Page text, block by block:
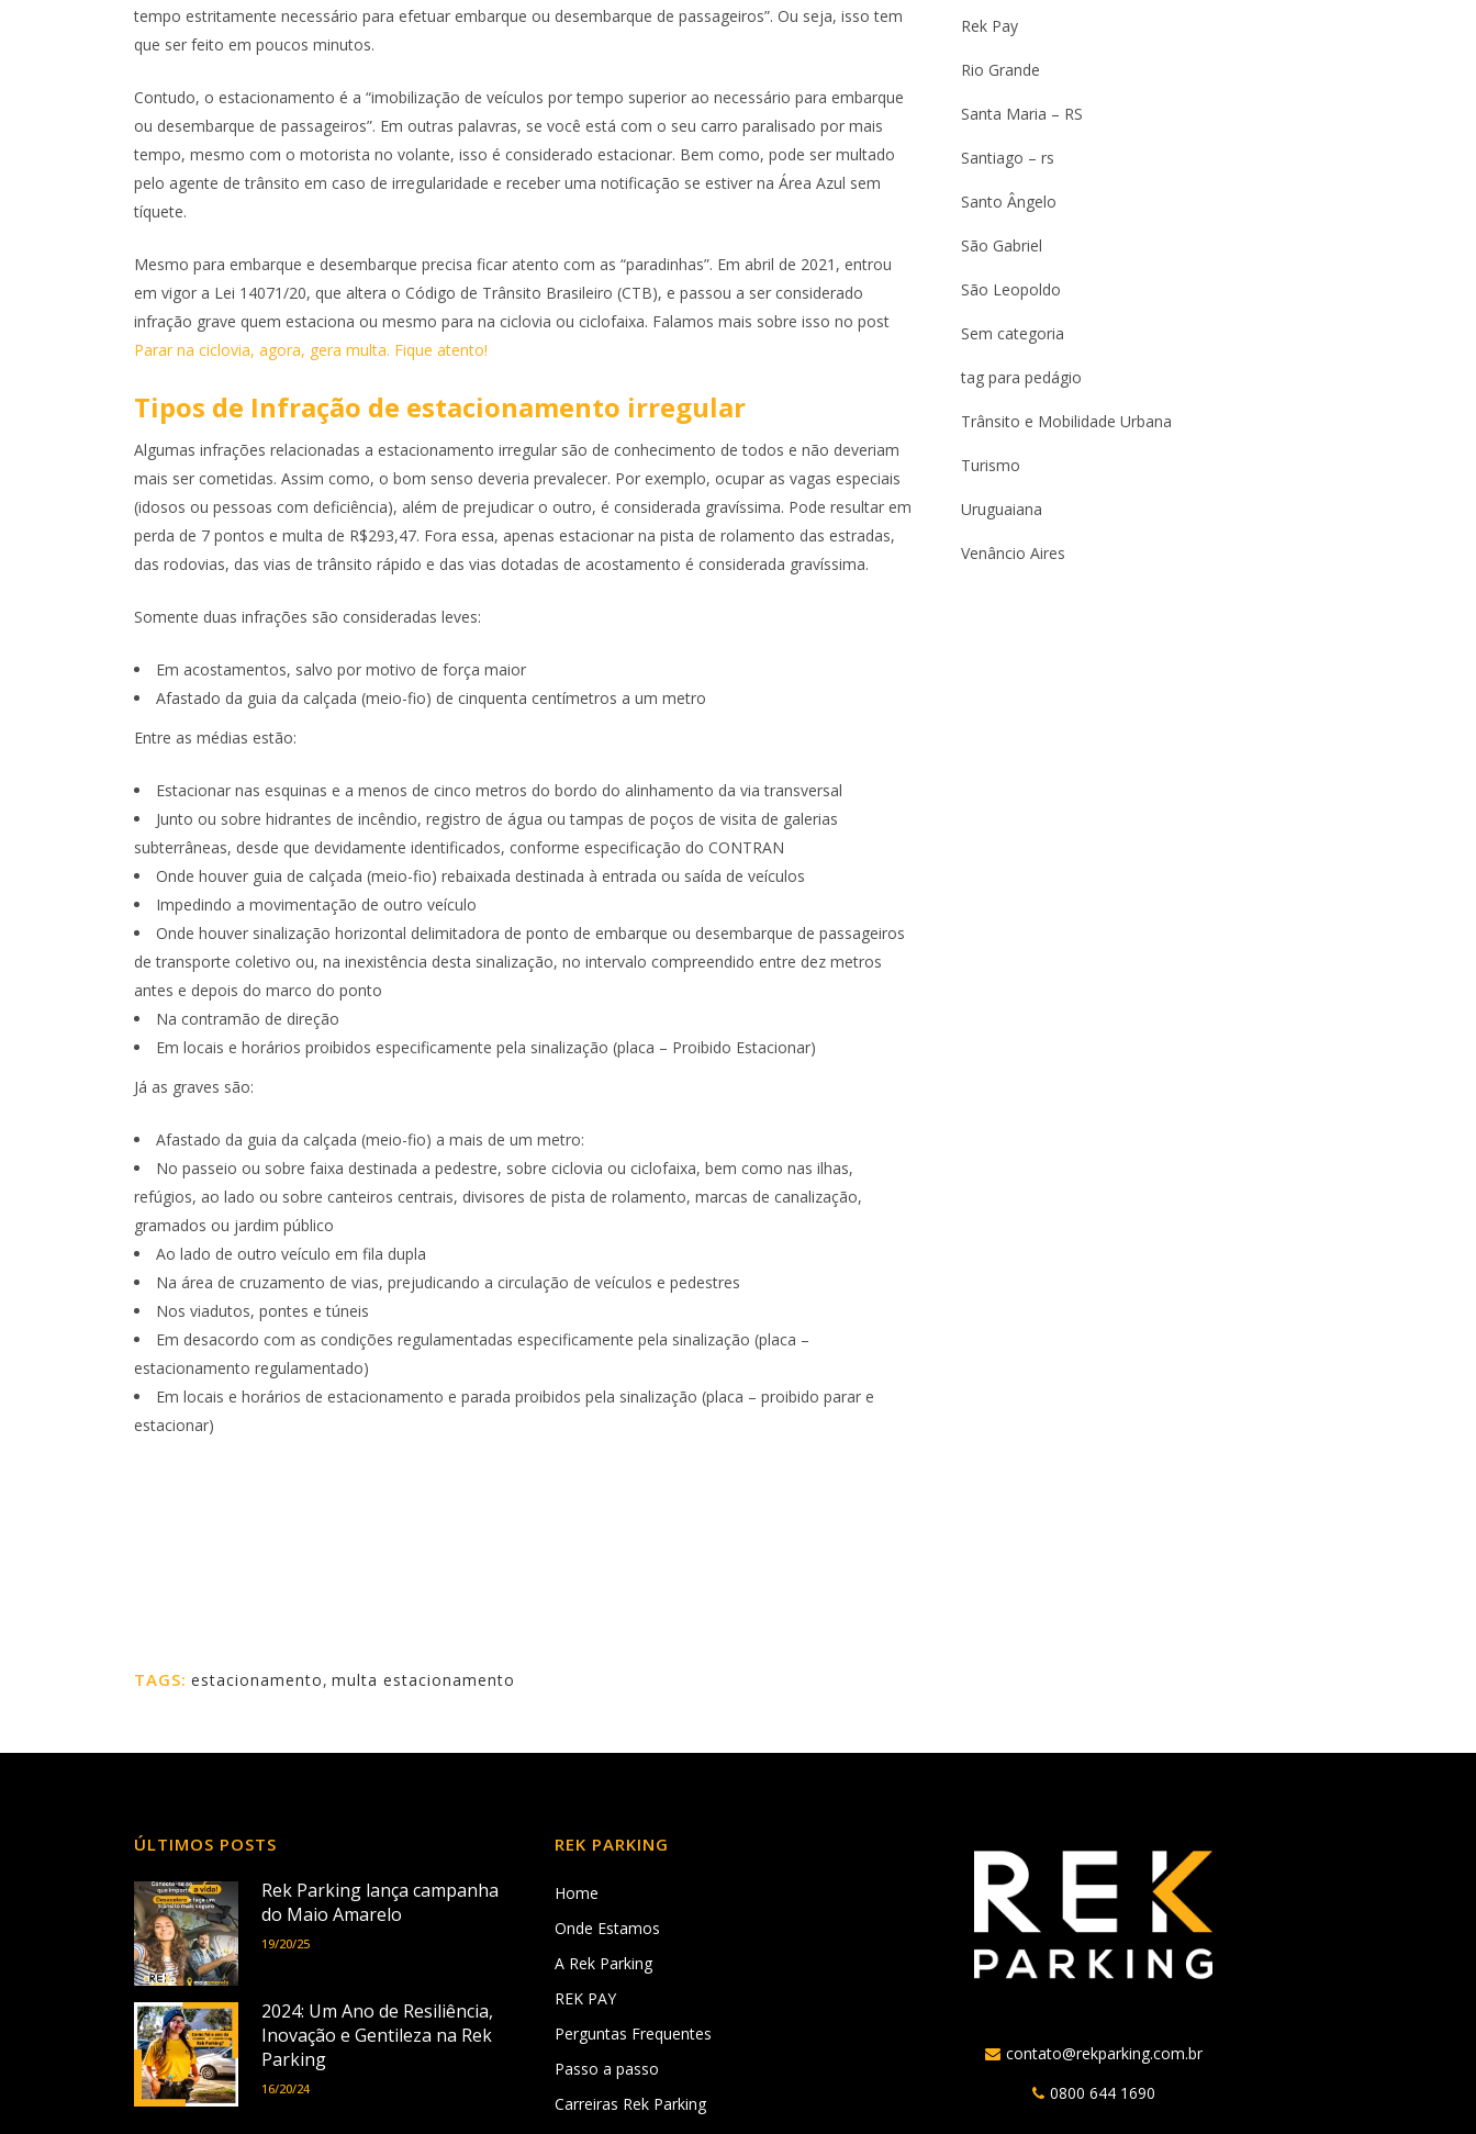
tempo estritamente necessário para efetuar embarque ou desembarque de passageiros”. Ou seja, isso tem
que ser feito em poucos minutos.
Contudo, o estacionamento é a “imobilização de veículos por tempo superior ao necessário para embarque
ou desembarque de passageiros”. Em outras palavras, se você está com o seu carro paralisado por mais
tempo, mesmo com o motorista no volante, isso é considerado estacionar. Bem como, pode ser multado
pelo agente de trânsito em caso de irregularidade e receber uma notificação se estiver na Área Azul sem
tíquete.
Mesmo para embarque e desembarque precisa ficar atento com as “paradinhas”. Em abril de 2021, entrou
em vigor a Lei 14071/20, que altera o Código de Trânsito Brasileiro (CTB), e passou a ser considerado
infração grave quem estaciona ou mesmo para na ciclovia ou ciclofaixa. Falamos mais sobre isso no post
Parar na ciclovia, agora, gera multa. Fique atento!
Tipos de Infração de estacionamento irregular
Algumas infrações relacionadas a estacionamento irregular são de conhecimento de todos e não deveriam
mais ser cometidas. Assim como, o bom senso deveria prevalecer. Por exemplo, ocupar as vagas especiais
(idosos ou pessoas com deficiência), além de prejudicar o outro, é considerada gravíssima. Pode resultar em
perda de 7 pontos e multa de R$293,47. Fora essa, apenas estacionar na pista de rolamento das estradas,
das rodovias, das vias de trânsito rápido e das vias dotadas de acostamento é considerada gravíssima.
Somente duas infrações são consideradas leves:
Em acostamentos, salvo por motivo de força maior
Afastado da guia da calçada (meio-fio) de cinquenta centímetros a um metro
Entre as médias estão:
Estacionar nas esquinas e a menos de cinco metros do bordo do alinhamento da via transversal
Junto ou sobre hidrantes de incêndio, registro de água ou tampas de poços de visita de galerias
subterrâneas, desde que devidamente identificados, conforme especificação do CONTRAN
Onde houver guia de calçada (meio-fio) rebaixada destinada à entrada ou saída de veículos
Impedindo a movimentação de outro veículo
Onde houver sinalização horizontal delimitadora de ponto de embarque ou desembarque de passageiros
de transporte coletivo ou, na inexistência desta sinalização, no intervalo compreendido entre dez metros
antes e depois do marco do ponto
Na contramão de direção
Em locais e horários proibidos especificamente pela sinalização (placa – Proibido Estacionar)
Já as graves são:
Afastado da guia da calçada (meio-fio) a mais de um metro:
No passeio ou sobre faixa destinada a pedestre, sobre ciclovia ou ciclofaixa, bem como nas ilhas,
refúgios, ao lado ou sobre canteiros centrais, divisores de pista de rolamento, marcas de canalização,
gramados ou jardim público
Ao lado de outro veículo em fila dupla
Na área de cruzamento de vias, prejudicando a circulação de veículos e pedestres
Nos viadutos, pontes e túneis
Em desacordo com as condições regulamentadas especificamente pela sinalização (placa –
estacionamento regulamentado)
Em locais e horários de estacionamento e parada proibidos pela sinalização (placa – proibido parar e
estacionar)
TAGS: estacionamento, multa estacionamento
Rek Pay
Rio Grande
Santa Maria – RS
Santiago – rs
Santo Ângelo
São Gabriel
São Leopoldo
Sem categoria
tag para pedágio
Trânsito e Mobilidade Urbana
Turismo
Uruguaiana
Venâncio Aires
ÚLTIMOS POSTS
Rek Parking lança campanha
do Maio Amarelo
19/20/25
2024: Um Ano de Resiliência,
Inovação e Gentileza na Rek
Parking
16/20/24
REK PARKING
Home
Onde Estamos
A Rek Parking
REK PAY
Perguntas Frequentes
Passo a passo
Carreiras Rek Parking
contato@rekparking.com.br
0800 644 1690